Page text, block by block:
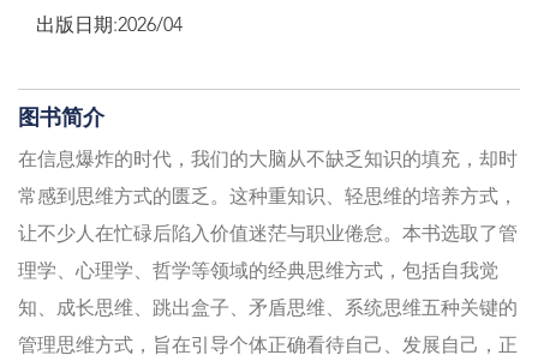
出版日期:2026/04
图书简介
在信息爆炸的时代，我们的大脑从不缺乏知识的填充，却时
常感到思维方式的匮乏。这种重知识、轻思维的培养方式，
让不少人在忙碌后陷入价值迷茫与职业倦怠。本书选取了管
理学、心理学、哲学等领域的经典思维方式，包括自我觉
知、成长思维、跳出盒子、矛盾思维、系统思维五种关键的
管理思维方式，旨在引导个体正确看待自己、发展自己，正